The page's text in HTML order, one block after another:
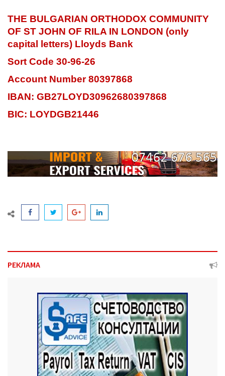
THE BULGARIAN ORTHODOX COMMUNITY
OF ST JOHN OF RILA IN LONDON (only
capital letters) Lloyds Bank
Sort Code 30-96-26
Account Number 80397868
IBAN: GB27LOYD30962680397868
BIC: LOYDGB21446
РЕКЛАМА